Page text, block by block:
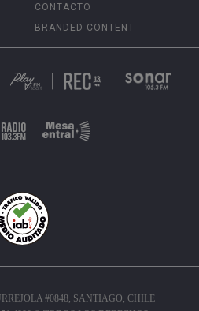
CONTACTO
BRANDED CONTENT
#0848, SANTIAGO, CHILE